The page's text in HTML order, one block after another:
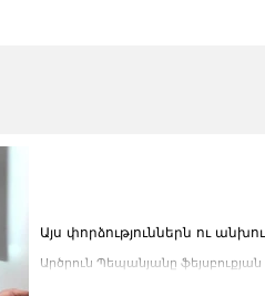
Այս փորձություններն ու
Արծրուն Պեպանյանը